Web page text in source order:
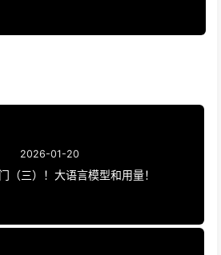
2026-01-20
（三）！大语言模型和用量！